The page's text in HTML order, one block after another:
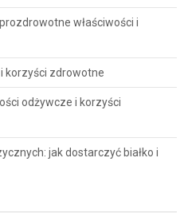
właściwości i
korzyści zdrowotne
odżywcze i korzyści
jak dostarczyć białko i